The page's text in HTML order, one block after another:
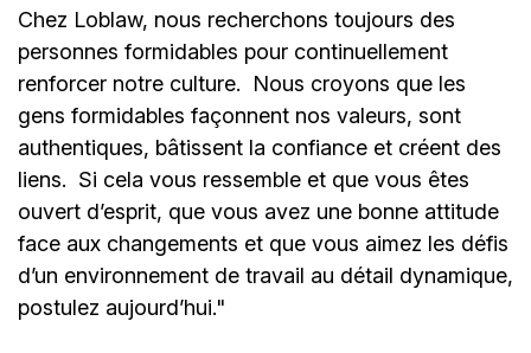
Chez Loblaw, nous recherchons toujours des
personnes formidables pour continuellement
renforcer notre culture. Nous croyons que les
gens formidables façonnent nos valeurs, sont
authentiques, bâtissent la confiance et créent des
liens. Si cela vous ressemble et que vous êtes
ouvert d’esprit, que vous avez une bonne attitude
face aux changements et que vous aimez les défis
d’un environnement de travail au détail dynamique,
postulez aujourd’hui."